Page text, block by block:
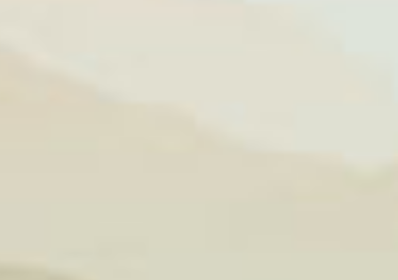
hạt và
loại thực
Ngoài
protein